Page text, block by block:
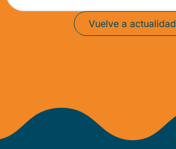
Vuelve a actualidad